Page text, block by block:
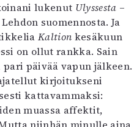
lukenut Ulyssesta –
suomennosta. Ja
Kaltion kesäkuun
on ollut rankka. Sain
päivää vapun jälkeen.
kirjoitukseni
kattavammaksi:
muassa affektit,